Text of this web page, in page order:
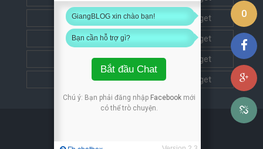
0
Đặt liên kết
Get this widget
Đặt liên kết
Get this widget
Đặt liên kết
Get this widget
Đặt liên kết
Get this widget
GiangBLOG xin chào bạn!
Bạn cần hỗ trợ gì?
Bắt đầu Chat
Chú ý: Bạn phải đăng nhập Facebookmới
có thể trò chuyện.